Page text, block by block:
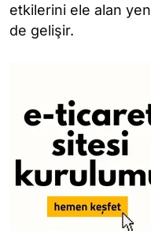
etkilerini ele alan
de gelişir.